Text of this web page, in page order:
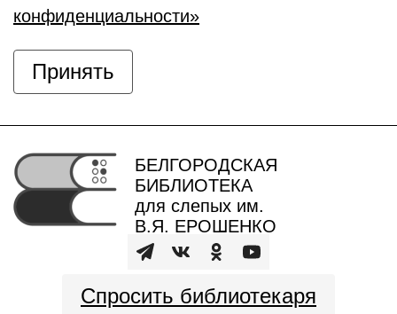
конфиденциальности»
Принять
БЕЛГОРОДСКАЯ
БИБЛИОТЕКА
для слепых им.
В.Я. ЕРОШЕНКО
Спросить библиотекаря